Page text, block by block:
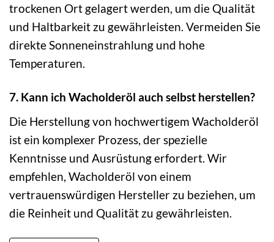
trockenen Ort gelagert werden, um die Qualität
und Haltbarkeit zu gewährleisten. Vermeiden Sie
direkte Sonneneinstrahlung und hohe
Temperaturen.
7. Kann ich Wacholderöl auch selbst herstellen?
Die Herstellung von hochwertigem Wacholderöl
ist ein komplexer Prozess, der spezielle
Kenntnisse und Ausrüstung erfordert. Wir
empfehlen, Wacholderöl von einem
vertrauenswürdigen Hersteller zu beziehen, um
die Reinheit und Qualität zu gewährleisten.